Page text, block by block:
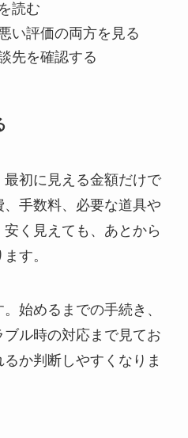
読む
い評価の両方を見る
先を確認する
初に見える金額だけで
手数料、必要な道具や
く見えても、あとから
す。
始めるまでの手続き、
ル時の対応まで見てお
か判断しやすくなりま